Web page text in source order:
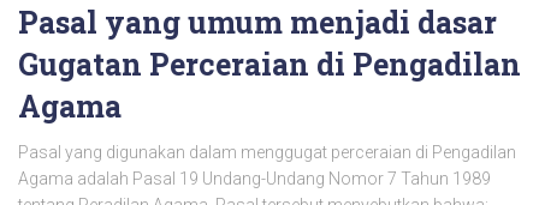
Pasal yang umum menjadi dasar
Gugatan Perceraian di Pengadilan
Agama
Pasal yang digunakan dalam menggugat perceraian di Pengadilan
Agama adalah Pasal 19 Undang-Undang Nomor 7 Tahun 1989